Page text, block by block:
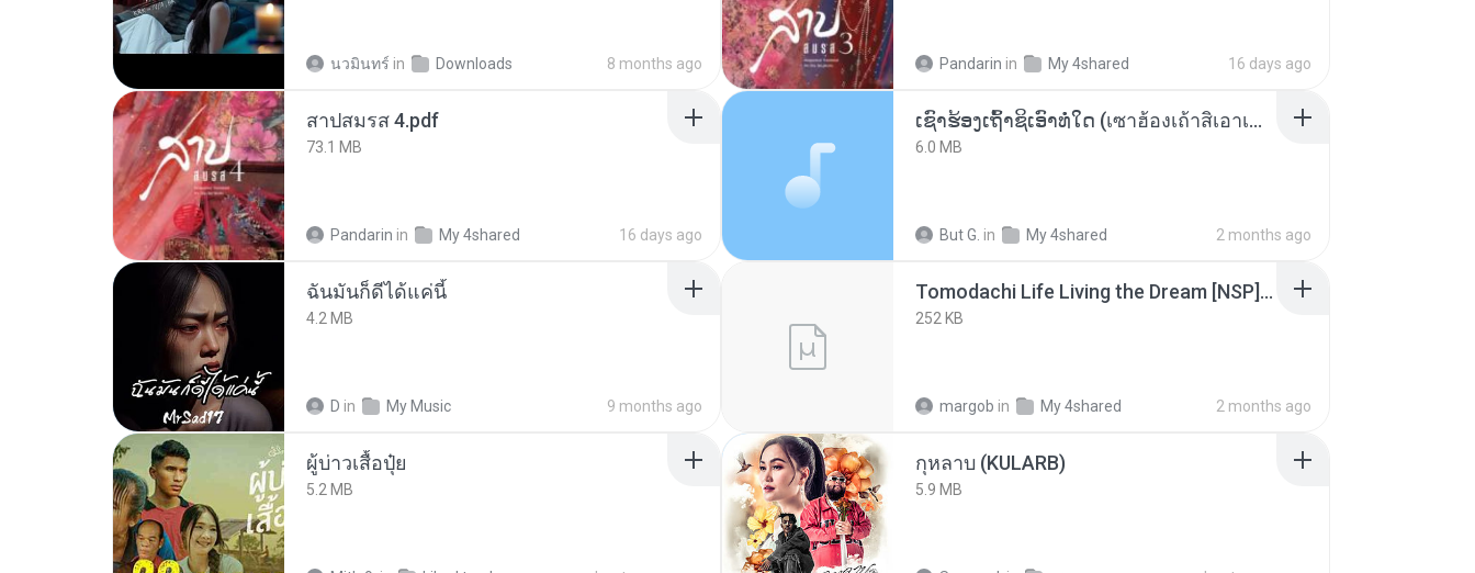
นวมินทร์ in Downloads 8 months ago Pandarin in My 4shared 16 days ago
สาปสมรส 4.pdf
73.1 MB
Pandarin in My 4shared 16 days ago
ເຊົາຮ້ອງເຖົ້າຊິເອົາທໍ່ໃດ (เซาฮ้องเถ้าสิเอาเท่าใด) ບຸນເກີດ ຫນູຫ່ວງ ft. ໂສພາ ຈຸນທະລາ
6.0 MB
But G. in My 4shared 2 months ago
ฉันมันก็ดีได้แค่นี้
4.2 MB
D in My Music 9 months ago
Tomodachi Life Living the Dream [NSP].torrent
252 KB
margob in My 4shared 2 months ago
ผู้บ่าวเสื้อปุ๋ย
5.2 MB
กุหลาบ (KULARB)
5.9 MB